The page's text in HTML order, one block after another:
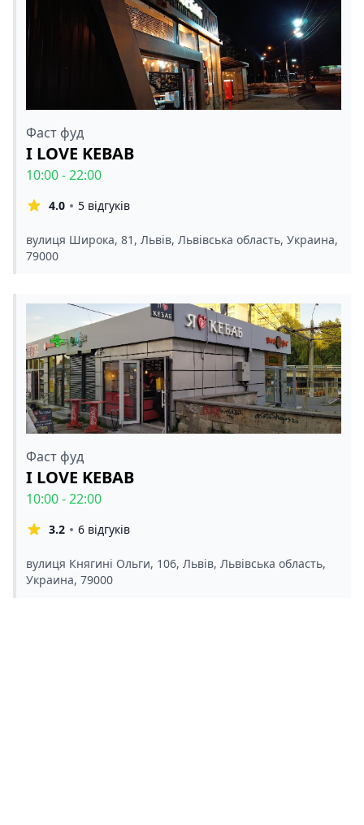
Фаст фуд
I LOVE KEBAB
10:00 - 22:00
4.0 5 відгуків
вулиця Широка, 81, Львів, Львівська область, Украина,
79000
Фаст фуд
I LOVE KEBAB
10:00 - 22:00
3.2 6 відгуків
вулиця Княгині Ольги, 106, Львів, Львівська область,
Украина, 79000